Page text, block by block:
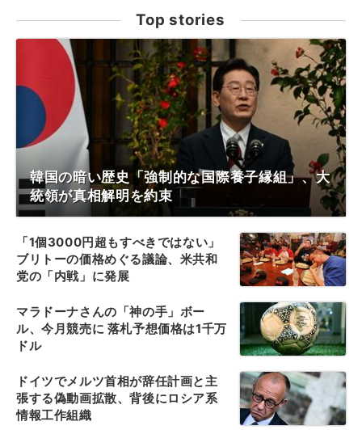
Top stories
韓国の暗い歴史「強制的な国際養子縁組」、大
統領が真相解明を約束
「1個3000円超もすべきではない」
ブリトーの価格めぐる議論、米共和
党の「内戦」に発展
マラドーナさんの「神の手」ボー
ル、今月競売に 落札予想価格は1千万
ドル
ドイツでメルツ首相が辞任計画と主
張する偽動画拡散、背後にロシア系
情報工作組織